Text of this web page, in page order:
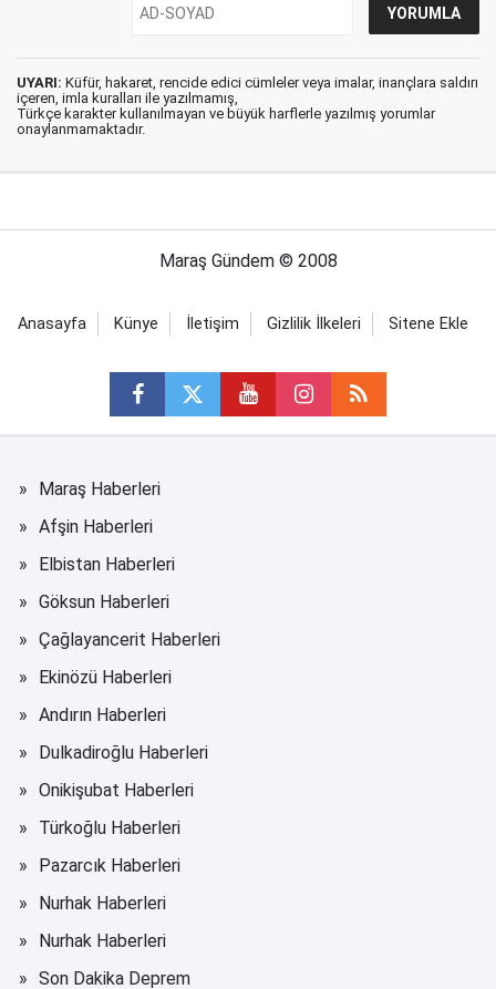
UYARI: Küfür, hakaret, rencide edici cümleler veya imalar, inançlara saldırı
içeren, imla kuralları ile yazılmamış,
Türkçe karakter kullanılmayan ve büyük harflerle yazılmış yorumlar
onaylanmamaktadır.
Maraş Gündem © 2008
Anasayfa Künye İletişim Gizlilik İlkeleri Sitene Ekle
Maraş Haberleri
Afşin Haberleri
Elbistan Haberleri
Göksun Haberleri
Çağlayancerit Haberleri
Ekinözü Haberleri
Andırın Haberleri
Dulkadiroğlu Haberleri
Onikişubat Haberleri
Türkoğlu Haberleri
Pazarcık Haberleri
Nurhak Haberleri
Nurhak Haberleri
Son Dakika Deprem